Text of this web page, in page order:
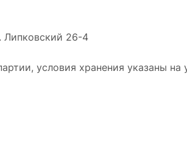
Липковский 26-4
условия хранения указаны на